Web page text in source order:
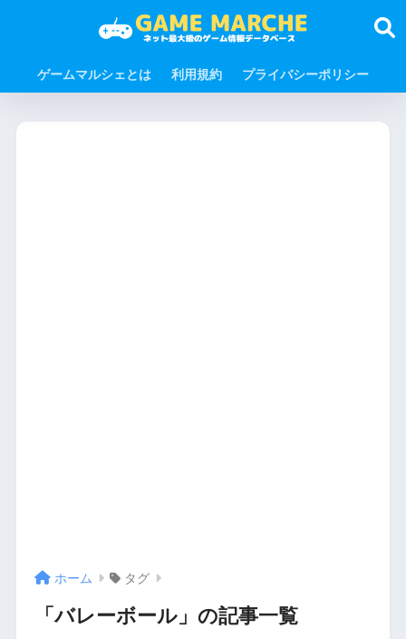
ゲームマルシェとは 利用規約 プライバシーポリシー
ホーム タグ
「バレーボール」の記事一覧